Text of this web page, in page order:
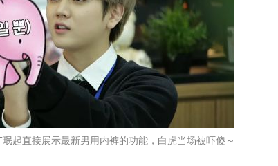
起直接展示最新男用内裤的功能，白虎当场被吓傻～